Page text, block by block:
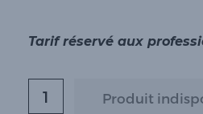
Tarif réservé aux